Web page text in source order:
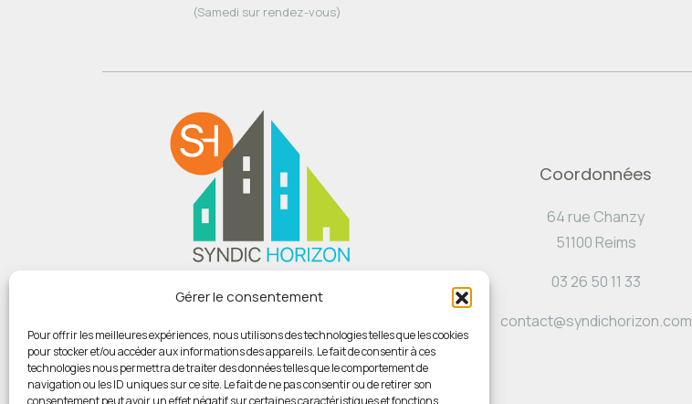
Gérer le consentement
Pour offrir les meilleures expériences, nous utilisons des technologies telles que les cookies
pour stocker et/ou accéder aux informations des appareils. Le fait de consentir à ces
technologies nous permettra de traiter des données telles que le comportement de
navigation ou les ID uniques sur ce site. Le fait de ne pas consentir ou de retirer son
consentement peut avoir un effet négatif sur certaines caractéristiques et fonctions.
(Samedi sur rendez-vous)
Du lundi au vendredi :
Et de 14h00 à 18h00
(Samedi sur rendez-vous)
Coordonnées
64 rue Chanzy
51100 Reims
03 26 50 11 33
contact@syndichorizon.com